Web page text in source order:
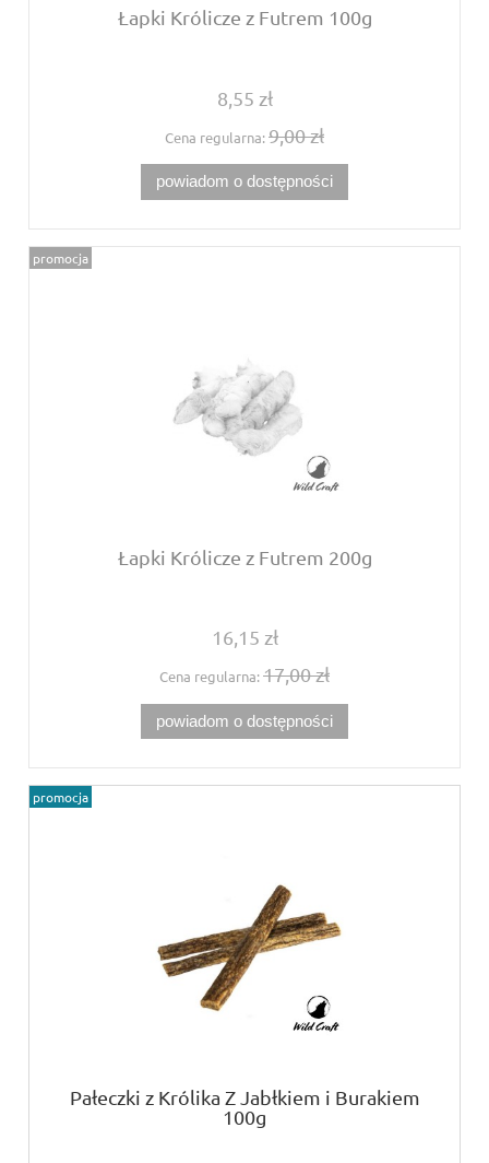
Łapki Królicze z Futrem 100g
8,55 zł
Cena regularna:9,00 zł
powiadom o dostępności
Łapki Królicze z Futrem 200g
16,15 zł
Cena regularna:17,00 zł
powiadom o dostępności
promocja
Pałeczki z Królika Z Jabłkiem i Burakiem
100g
promocja